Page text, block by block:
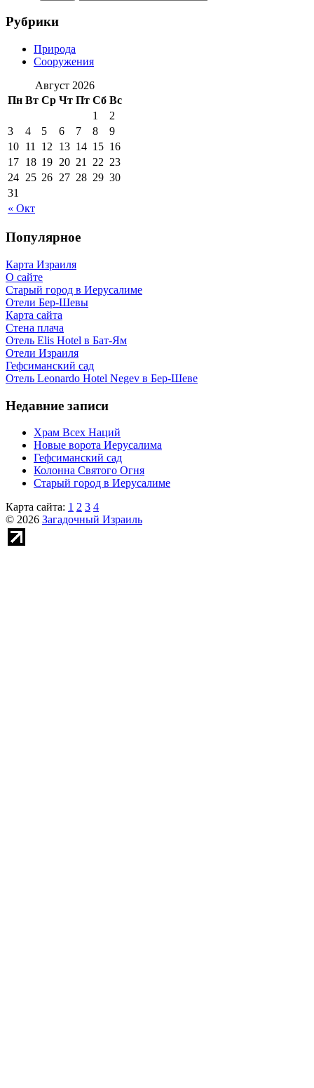
Рубрики
Природа
Сооружения
Август 2026
Пн Вт Ср Чт Пт Сб Вс
« Окт
1
2
3
4 5 6 7 8
9
10 11 12 13 14 15 16
17 18 19 20 21 22 23
24 25 26 27 28 29 30
31
Популярное
Карта Израиля
О сайте
Старый город в Иерусалиме
Отели Бер-Шевы
Карта сайта
Стена плача
Отель Elis Hotel в Бат-Ям
Отели Израиля
Гефсиманский сад
Отель Leonardo Hotel Negev в Бер-Шеве
Недавние записи
Храм Всех Наций
Новые ворота Иерусалима
Гефсиманский сад
Колонна Святого Огня
Старый город в Иерусалиме
Карта сайта: 1 2 3 4
© 2026 Загадочный Израиль